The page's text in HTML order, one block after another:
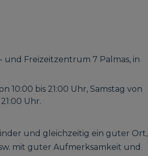
und Freizeitzentrum 7 Palmas, in
10:00 bis 21:00 Uhr, Samstag von
Uhr.
und gleichzeitig ein guter Ort,
mit guter Aufmerksamkeit und